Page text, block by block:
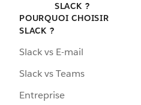
SLACK ?
POURQUOI CHOISIR
SLACK ?
Slack vs E-mail
Slack vs Teams
Entreprise